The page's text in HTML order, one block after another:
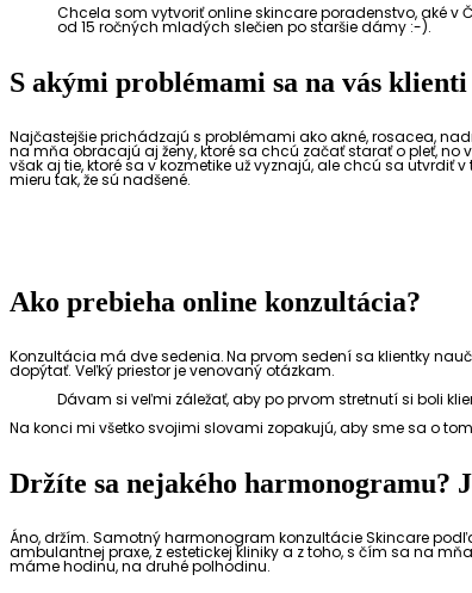
Chcela som vytvoriť online skincare poradenstvo, aké v
od 15 ročných mladých slečien po staršie dámy :-).
S akými problémami sa na vás
Najčastejšie prichádzajú s problémami ako akné, rosacea,
na mňa obracajú aj ženy, ktoré sa chcú začať starať o pleť,
však aj tie, ktoré sa v kozmetike už vyznajú, ale chcú sa utvrdiť
mieru tak, že sú nadšené.
Ako prebieha online konzultácia?
Konzultácia má dve sedenia. Na prvom sedení sa klientky
dopýtať. Veľký priestor je venovaný otázkam.
Dávam si veľmi záležať, aby po prvom stretnutí si boli
Na konci mi všetko svojimi slovami zopakujú, aby sme sa o
Držíte sa nejakého harmonogramu?
Áno, držím. Samotný harmonogram konzultácie Skincare
ambulantnej praxe, z estetickej kliniky a z toho, s čím sa na
máme hodinu, na druhé polhodinu.